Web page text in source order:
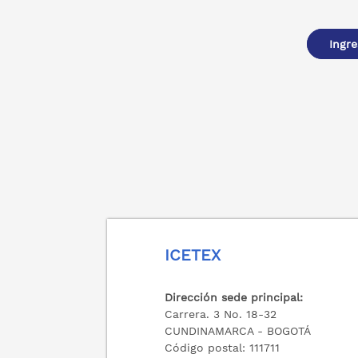
ICETEX
Dirección sede principal:
Carrera. 3 No. 18-32
CUNDINAMARCA - BOGOTÁ
Código postal: 111711